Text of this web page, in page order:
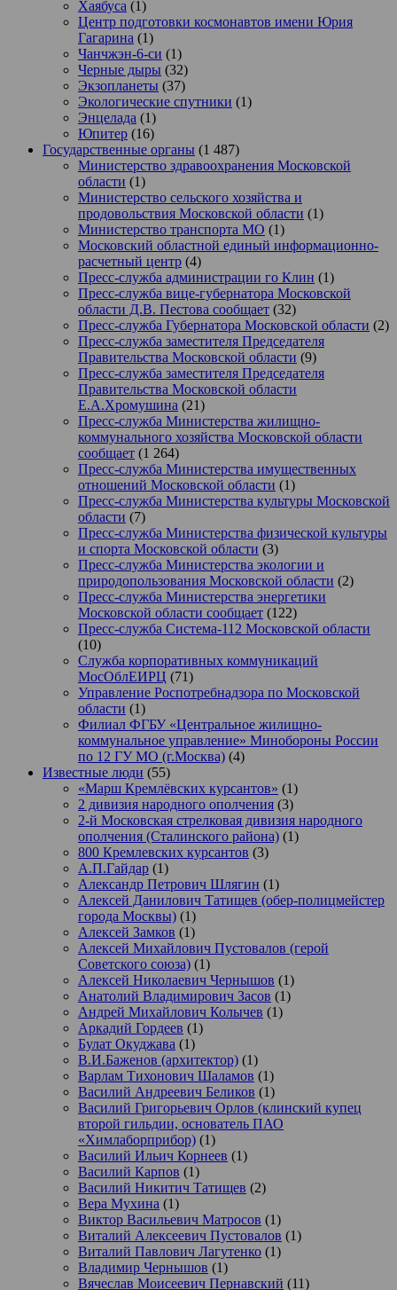
Хаябуса (1)
Центр подготовки космонавтов имени Юрия
Гагарина (1)
Чанчжэн-6-си (1)
Черные дыры (32)
Экзопланеты (37)
Экологические спутники (1)
Энцелада (1)
Юпитер (16)
Государственные органы (1 487)
Министерство здравоохранения Московской
области (1)
Министерство сельского хозяйства и
продовольствия Московской области (1)
Министерство транспорта МО (1)
Московский областной единый информационно-
расчетный центр (4)
Пресс-служба администрации го Клин (1)
Пресс-служба вице-губернатора Московской
области Д.В. Пестова сообщает (32)
Пресс-служба Губернатора Московской области (2)
Пресс-служба заместителя Председателя
Правительства Московской области (9)
Пресс-служба заместителя Председателя
Правительства Московской области
Е.А.Хромушина (21)
Пресс-служба Министерства жилищно-
коммунального хозяйства Московской области
сообщает (1 264)
Пресс-служба Министерства имущественных
отношений Московской области (1)
Пресс-служба Министерства культуры Московской
области (7)
Пресс-служба Министерства физической культуры
и спорта Московской области (3)
Пресс-служба Министерства экологии и
природопользования Московской области (2)
Пресс-служба Министерства энергетики
Московской области сообщает (122)
Пресс-служба Система-112 Московской области
(10)
Служба корпоративных коммуникаций
МосОблЕИРЦ (71)
Управление Роспотребнадзора по Московской
области (1)
Филиал ФГБУ «Центральное жилищно-
коммунальное управление» Минобороны России
по 12 ГУ МО (г.Москва) (4)
Известные люди (55)
«Марш Кремлёвских курсантов» (1)
2 дивизия народного ополчения (3)
2-й Московская стрелковая дивизия народного
ополчения (Сталинского района) (1)
800 Кремлевских курсантов (3)
А.П.Гайдар (1)
Александр Петрович Шлягин (1)
Алексей Данилович Татищев (обер-полицмейстер
города Москвы) (1)
Алексей Замков (1)
Алексей Михайлович Пустовалов (герой
Советского союза) (1)
Алексей Николаевич Чернышов (1)
Анатолий Владимирович Засов (1)
Андрей Михайлович Колычев (1)
Аркадий Гордеев (1)
Булат Окуджава (1)
В.И.Баженов (архитектор) (1)
Варлам Тихонович Шаламов (1)
Василий Андреевич Беликов (1)
Василий Григорьевич Орлов (клинский купец
второй гильдии, основатель ПАО
«Химлаборприбор) (1)
Василий Ильич Корнеев (1)
Василий Карпов (1)
Василий Никитич Татищев (2)
Вера Мухина (1)
Виктор Васильевич Матросов (1)
Виталий Алексеевич Пустовалов (1)
Виталий Павлович Лагутенко (1)
Владимир Чернышов (1)
Вячеслав Моисеевич Пернавский (11)